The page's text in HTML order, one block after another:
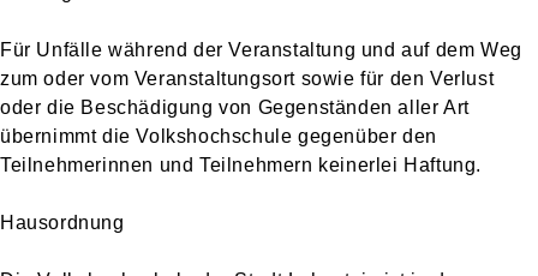
Für Unfälle während der Veranstaltung und auf dem Weg
zum oder vom Veranstaltungsort sowie für den Verlust
oder die Beschädigung von Gegenständen aller Art
übernimmt die Volkshochschule gegenüber den
Teilnehmerinnen und Teilnehmern keinerlei Haftung.
Hausordnung